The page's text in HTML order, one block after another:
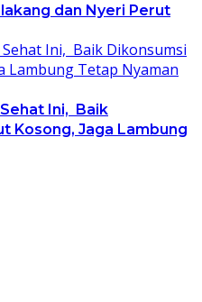
dan Nyeri Perut
Ini, Baik
Kosong, Jaga Lambung